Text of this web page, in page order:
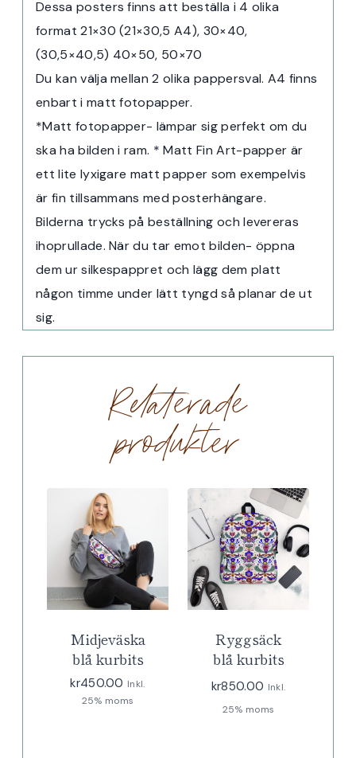
Dessa posters finns att beställa i 4 olika
format 21×30 (21×30,5 A4), 30×40,
(30,5×40,5) 40×50, 50×70
Du kan välja mellan 2 olika pappersval. A4 finns
enbart i matt fotopapper.
*Matt fotopapper- lämpar sig perfekt om du
ska ha bilden i ram. * Matt Fin Art-papper är
ett lite lyxigare matt papper som exempelvis
är fin tillsammans med posterhängare.
Bilderna trycks på beställning och levereras
ihoprullade. När du tar emot bilden- öppna
dem ur silkespappret och lägg dem platt
någon timme under lätt tyngd så planar de ut
sig.
Relaterade
produkter
Midjeväska
blå kurbits
kr450.00 Inkl.
25% moms
Ryggsäck
blå kurbits
kr850.00 Inkl.
25% moms